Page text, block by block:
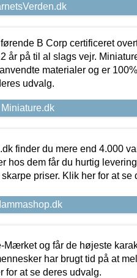
B Corp certificeret
år på til al slags vejr.
materialer og er
udvalg.
finder du mere end 4.000
hos dem får du hurtig
priser. Klik her for at se
Mærket og får de højeste
har brugt tid på at
for at se deres udvalg.